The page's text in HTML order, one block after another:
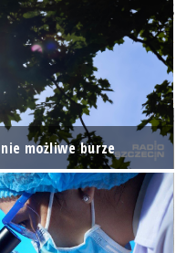
możliwe burze